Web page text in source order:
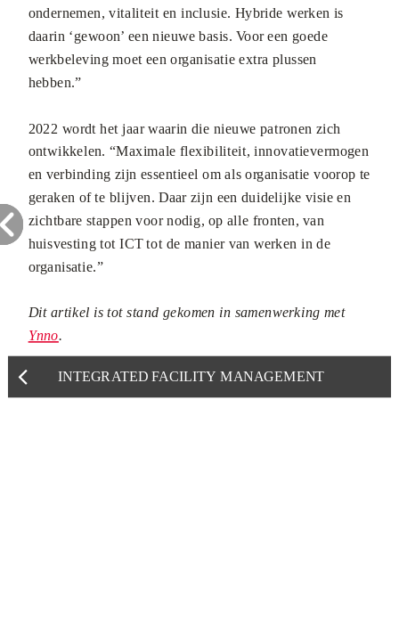
ondernemen, vitaliteit en inclusie. Hybride werken is
daarin ‘gewoon’ een nieuwe basis. Voor een goede
werkbeleving moet een organisatie extra plussen
hebben.”
2022 wordt het jaar waarin die nieuwe patronen zich
ontwikkelen. “Maximale flexibiliteit, innovatievermogen
en verbinding zijn essentieel om als organisatie voorop te
geraken of te blijven. Daar zijn een duidelijke visie en
zichtbare stappen voor nodig, op alle fronten, van
huisvesting tot ICT tot de manier van werken in de
organisatie.”
Dit artikel is tot stand gekomen in samenwerking met
Ynno.
INTEGRATED FACILITY MANAGEMENT